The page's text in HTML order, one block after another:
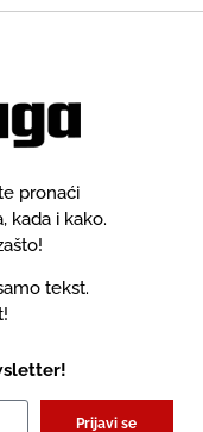
pronaći
kada i kako.
tekst.
Prijavi se